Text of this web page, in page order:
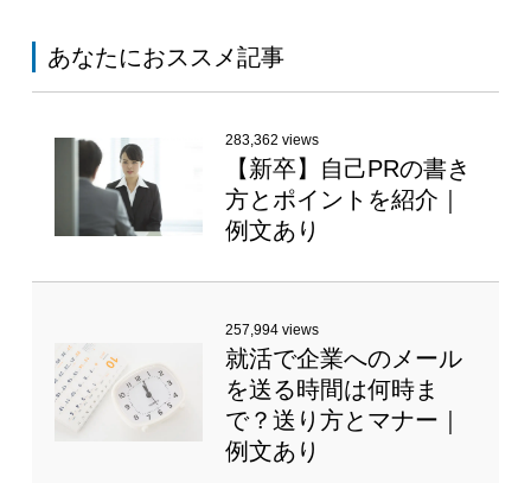
あなたにおススメ記事
283,362 views
【新卒】自己PRの書き
方とポイントを紹介｜
例文あり
257,994 views
就活で企業へのメール
を送る時間は何時ま
で？送り方とマナー｜
例文あり